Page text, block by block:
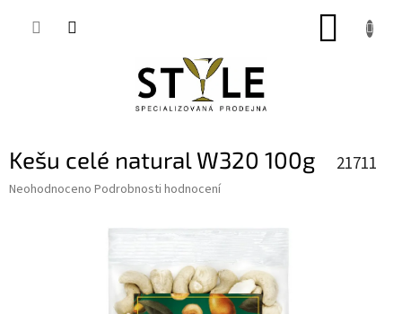
Kešu celé natural W320 100g 21711
Průměrné
Neohodnoceno Podrobnosti hodnocení